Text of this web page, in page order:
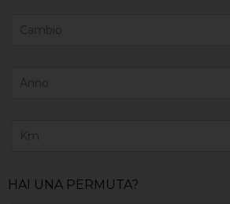
HAI UNA PERMUTA?